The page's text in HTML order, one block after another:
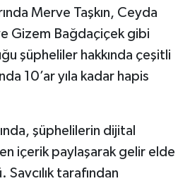
Merve Taşkın, Ceyda
Gizem Bağdaçiçek gibi
şüpheliler hakkında çeşitli
10’ar yıla kadar hapis
şüphelilerin dijital
içerik paylaşarak gelir elde
tarafından